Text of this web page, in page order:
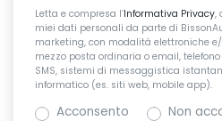
Letta e compresa l’Informativa Privacy,
miei dati personali da parte di
marketing, con modalità elettroniche
mezzo posta ordinaria o email,
SMS, sistemi di messaggistica
informatico (es. siti web, mobile app).
Acconsento Non